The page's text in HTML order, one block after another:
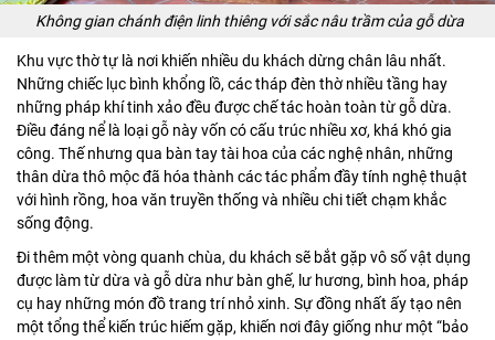
Không gian chánh điện linh thiêng với sắc nâu trầm của gỗ dừa
Khu vực thờ tự là nơi khiến nhiều du khách dừng chân lâu nhất.
Những chiếc lục bình khổng lồ, các tháp đèn thờ nhiều tầng hay
những pháp khí tinh xảo đều được chế tác hoàn toàn từ gỗ dừa.
Điều đáng nể là loại gỗ này vốn có cấu trúc nhiều xơ, khá khó gia
công. Thế nhưng qua bàn tay tài hoa của các nghệ nhân, những
thân dừa thô mộc đã hóa thành các tác phẩm đầy tính nghệ thuật
với hình rồng, hoa văn truyền thống và nhiều chi tiết chạm khắc
sống động.
Đi thêm một vòng quanh chùa, du khách sẽ bắt gặp vô số vật dụng
được làm từ dừa và gỗ dừa như bàn ghế, lư hương, bình hoa, pháp
cụ hay những món đồ trang trí nhỏ xinh. Sự đồng nhất ấy tạo nên
một tổng thể kiến trúc hiếm gặp, khiến nơi đây giống như một “bảo